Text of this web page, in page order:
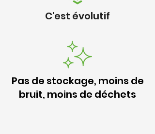
C'est évolutif
Pas de stockage, moins de
bruit, moins de déchets